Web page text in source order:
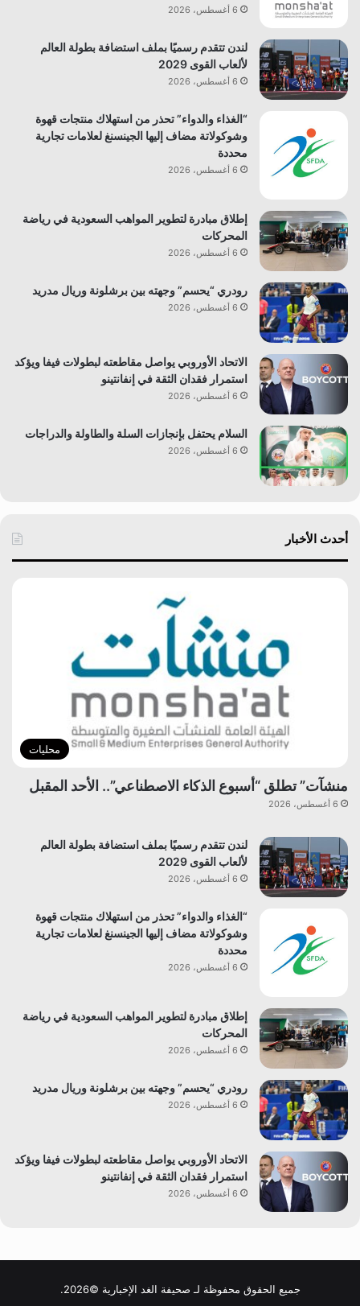
6 أغسطس، 2026
لندن تتقدم رسميًا بملف استضافة بطولة العالم
لألعاب القوى 2029
6 أغسطس، 2026
“الغذاء والدواء” تحذر من استهلاك منتجات قهوة
وشوكولاتة مضاف إليها الجينسنغ لعلامات تجارية
محددة
6 أغسطس، 2026
إطلاق مبادرة لتطوير المواهب السعودية في رياضة
المحركات
6 أغسطس، 2026
رودري “يحسم” وجهته بين برشلونة وريال مدريد
6 أغسطس، 2026
الاتحاد الأوروبي يواصل مقاطعته لبطولات فيفا ويؤكد
استمرار فقدان الثقة في إنفانتينو
6 أغسطس، 2026
السلام يحتفل بإنجازات السلة والطاولة والدراجات
6 أغسطس، 2026
أحدث الأخبار
محليات
منشآت” تطلق “أسبوع الذكاء الاصطناعي”.. الأحد المقبل
6 أغسطس، 2026
لندن تتقدم رسميًا بملف استضافة بطولة العالم
لألعاب القوى 2029
6 أغسطس، 2026
“الغذاء والدواء” تحذر من استهلاك منتجات قهوة
وشوكولاتة مضاف إليها الجينسنغ لعلامات تجارية
محددة
6 أغسطس، 2026
إطلاق مبادرة لتطوير المواهب السعودية في رياضة
المحركات
6 أغسطس، 2026
رودري “يحسم” وجهته بين برشلونة وريال مدريد
6 أغسطس، 2026
الاتحاد الأوروبي يواصل مقاطعته لبطولات فيفا ويؤكد
استمرار فقدان الثقة في إنفانتينو
6 أغسطس، 2026
جميع الحقوق محفوظة لـ صحيفة الغد الإخبارية ©2026.